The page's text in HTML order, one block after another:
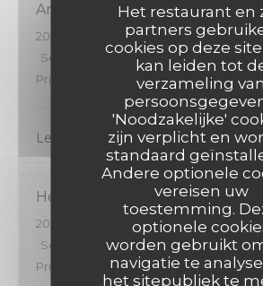
Het restaurant en
partners
cookies op deze
kan leiden tot
verzameling van
'Noodzakelijke'
zijn verplicht en
standaard
Andere optionele
vereisen uw
toestemming.
optionele
worden gebruikt
navigatie te
het sitepubliek te
Andre
2026-08-02
- 13:15 - Gasten 2
Service
/5 Atmosfeer: 4/5 Keuken
Prijs
Le cadre est agréable et les menus
Henri
2026-08-01
- 19:30 - Gasten 2
Service
/5 Atmosfeer:4/5 Keuken
Prijs